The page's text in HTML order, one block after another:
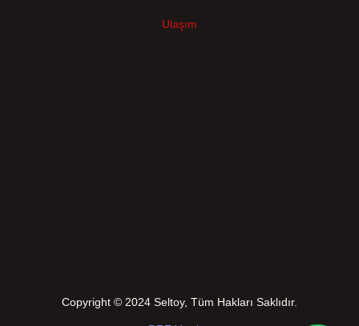
Ulaşım
Copyright © 2024 Seltoy, Tüm Hakları Saklıdır.